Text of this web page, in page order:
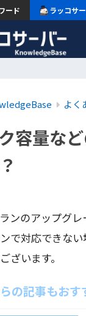
ード ラッコサ
よく
容量な
ンのアップグレ
で対応できな
ざいます。
の記事もおす